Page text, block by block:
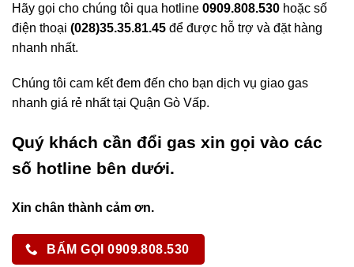
Hãy gọi cho chúng tôi qua hotline 0909.808.530 hoặc số
điện thoại (028)35.35.81.45 để được hỗ trợ và đặt hàng
nhanh nhất.
Chúng tôi cam kết đem đến cho bạn dịch vụ giao gas
nhanh giá rẻ nhất tại Quận Gò Vấp.
Quý khách cần đổi gas xin gọi vào các
số hotline bên dưới.
Xin chân thành cảm ơn.
BẤM GỌI 0909.808.530